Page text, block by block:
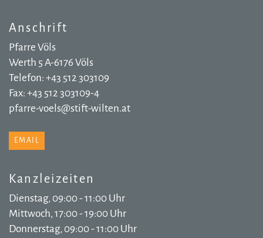
Anschrift
Pfarre Völs
Werth 5 A-6176 Völs
Telefon: +43 512 303109
Fax: +43 512 303109-4
pfarre-voels@stift-wilten.at
EMAIL
Kanzleizeiten
Dienstag, 09:00 - 11:00 Uhr
Mittwoch, 17:00 - 19:00 Uhr
Donnerstag, 09:00 - 11:00 Uhr